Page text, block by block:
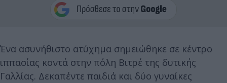
Ένα ασυνήθιστο ατύχημα σημειώθηκε σε κέντρο
ιππασίας κοντά στην πόλη Βιτρέ της δυτικής
Γαλλίας. Δεκαπέντε παιδιά και δύο γυναίκες